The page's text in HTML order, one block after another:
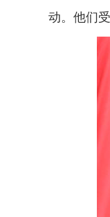
动。他们